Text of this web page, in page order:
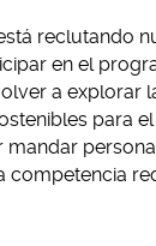
reclutando
en el
a explorar
para el
competencia